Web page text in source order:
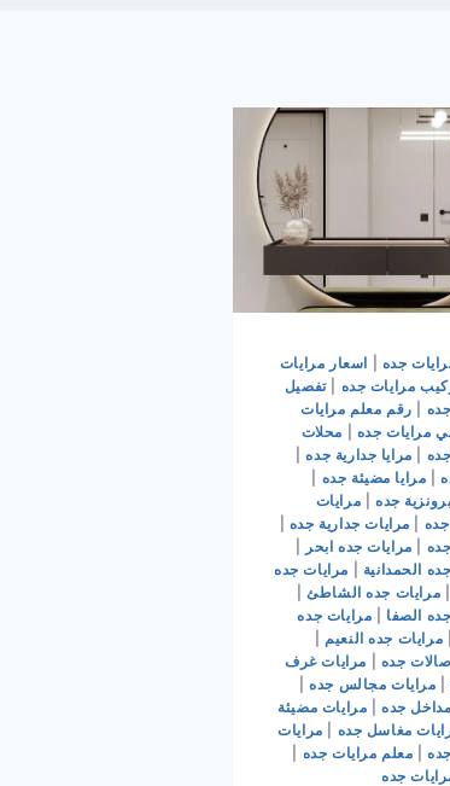
جده
اسعار مرايات
مرايات جده |تفصيل
رقم معلم مرايات
مرايات جده
محلات
مرايا جدارية جده|
| مرايا مضيئة جده
جده
مرايات
مرايات جدارية جده
مرايات جده ابحر
الحمدانية
مرايات جده
مرايات جده الشاطئ|
الصفا
مرايات جده
مرايات جده النعيم
جده
مرايات غرف
| مرايات مجالس جده|
جده| مرايات مضيئة
مغاسل جده
مرايات
| معلم مرايات جده
جده